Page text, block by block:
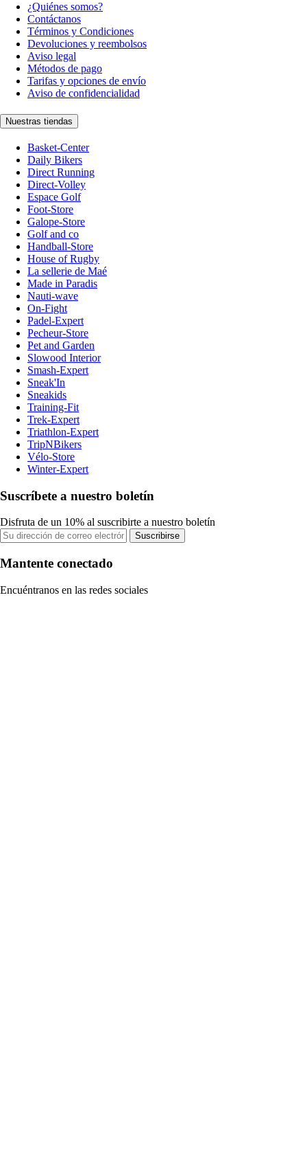
¿Quiénes somos?
Contáctanos
Términos y Condiciones
Devoluciones y reembolsos
Aviso legal
Métodos de pago
Tarifas y opciones de envío
Aviso de confidencialidad
Nuestras tiendas
Basket-Center
Daily Bikers
Direct Running
Direct-Volley
Espace Golf
Foot-Store
Galope-Store
Golf and co
Handball-Store
House of Rugby
La sellerie de Maé
Made in Paradis
Nauti-wave
On-Fight
Padel-Expert
Pecheur-Store
Pet and Garden
Slowood Interior
Smash-Expert
Sneak'In
Sneakids
Training-Fit
Trek-Expert
Triathlon-Expert
TripNBikers
Vélo-Store
Winter-Expert
Suscríbete a nuestro boletín
Disfruta de un 10% al suscribirte a nuestro boletín
Suscribirse
Mantente conectado
Encuéntranos en las redes sociales